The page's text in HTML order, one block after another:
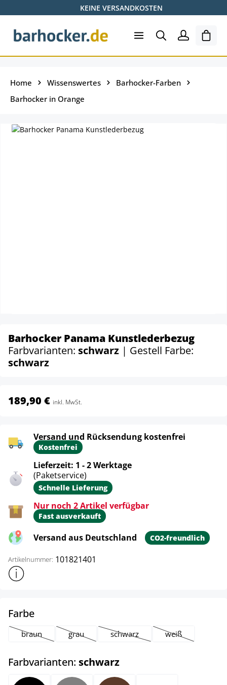
Zum Hauptinhalt springenKEINE VERSANDKOSTEN
Home Wissenswertes
Barhocker-Farben
Barhocker in Orange
Barhocker Panama Kunstlederbezug
Farbvarianten: schwarz | Gestell Farbe:
schwarz
189,90 € inkl. MwSt.
Versand und Rücksendung kostenfrei
Kostenfrei
Lieferzeit: 1 - 2 Werktage
(Paketservice)
Schnelle Lieferung
Nur noch 2 Artikel verfügbar
Fast ausverkauft
Versand aus Deutschland CO2-freundlich
Artikelnummer: 101821401
Weitere Produktinformationen anzeigen
Farbeauswählen
braun
(Diese Option ist zurzeit nicht verfügbar.)
grau
(Diese Option ist zurzeit nicht verfügbar.)
schwarz
(Diese Option ist zurzeit nicht
weiß
(Diese Option ist
Farbvarianten: schwarzauswählen